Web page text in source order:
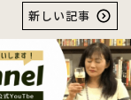
新しい記事